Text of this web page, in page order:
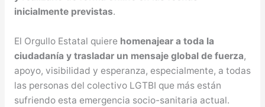
inicialmente previstas.
El Orgullo Estatal quiere homenajear a toda la
ciudadanía y trasladar un mensaje global de fuerza,
apoyo, visibilidad y esperanza, especialmente, a todas
las personas del colectivo LGTBI que más están
sufriendo esta emergencia socio-sanitaria actual.